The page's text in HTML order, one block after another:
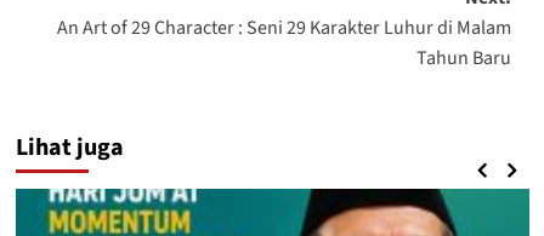
An Art of 29 Character : Seni 29 Karakter Luhur di Malam
Tahun Baru
Lihat juga